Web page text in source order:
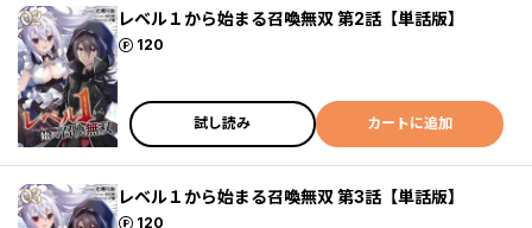
レベル１から始まる召喚無双 第2話【単話版】
120
ポイント
試し読み カートに追加
レベル１から始まる召喚無双 第3話【単話版】
120
ポイント